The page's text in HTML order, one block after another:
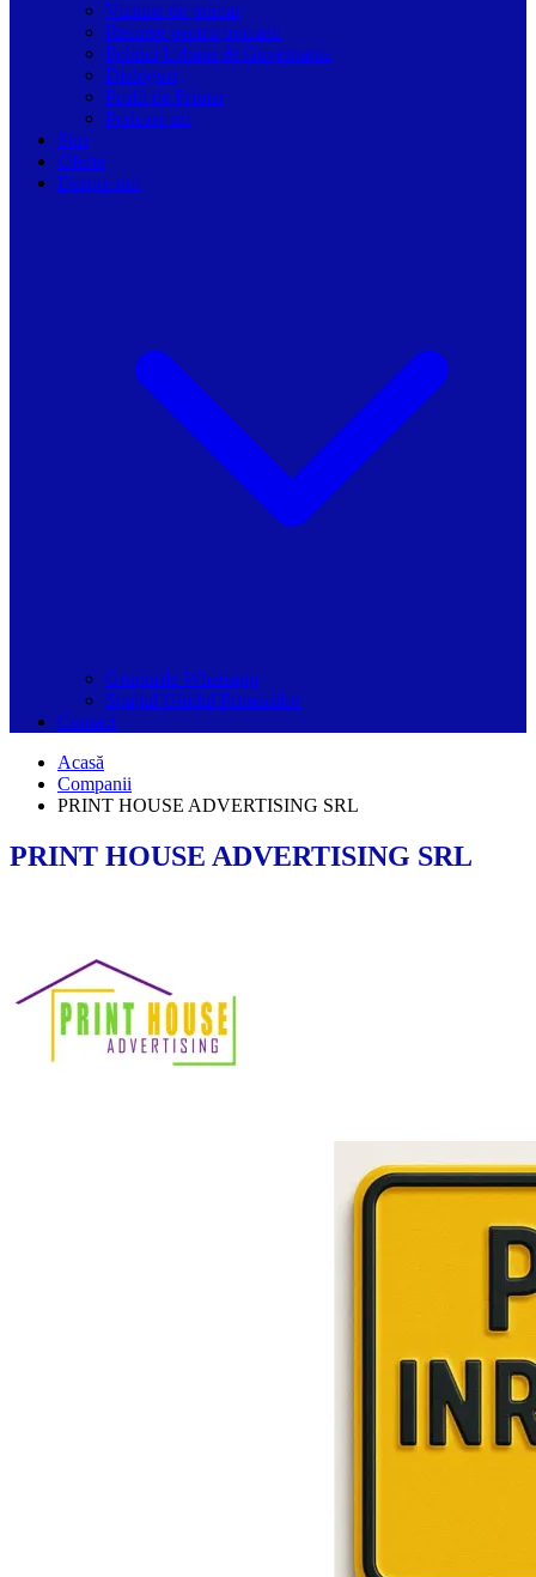
Viziune de primar
Resurse pentru primarii
Politici Urbane & Guvernanta
Dialoguri
Profil de Primar
Podcast-uri
Stiri
Oferte
Despre noi
Grupurile Whatsapp
Spațiul Ghidul Primăriilor
Contact
Acasă
Companii
PRINT HOUSE ADVERTISING SRL
PRINT HOUSE ADVERTISING SRL